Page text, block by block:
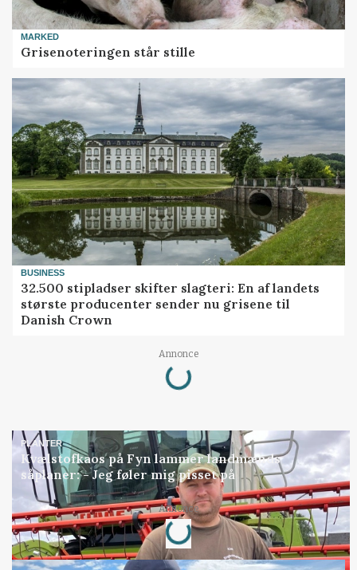
MARKED
Grisenoteringen står stille
BUSINESS
32.500 stipladser skifter slagteri: En af landets
største producenter sender nu grisene til
Danish Crown
Annonce
Loading...
PLANTER
Kvælstofkaos på Fyn lammer landmænds
såplaner: - Jeg føler mig pisset på
Annonce
Loading...